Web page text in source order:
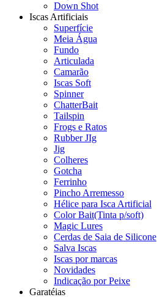
Down Shot
Iscas Artificiais
Superfície
Meia Água
Fundo
Articulada
Camarão
Iscas Soft
Spinner
ChatterBait
Tailspin
Frogs e Ratos
Rubber JIg
Jig
Colheres
Gotcha
Ferrinho
Pincho Arremesso
Hélice para Isca Artificial
Color Bait(Tinta p/soft)
Magic Lures
Cerdas de Saia de Silicone
Salva Iscas
Iscas por marcas
Novidades
Indicação por Peixe
Garatéias